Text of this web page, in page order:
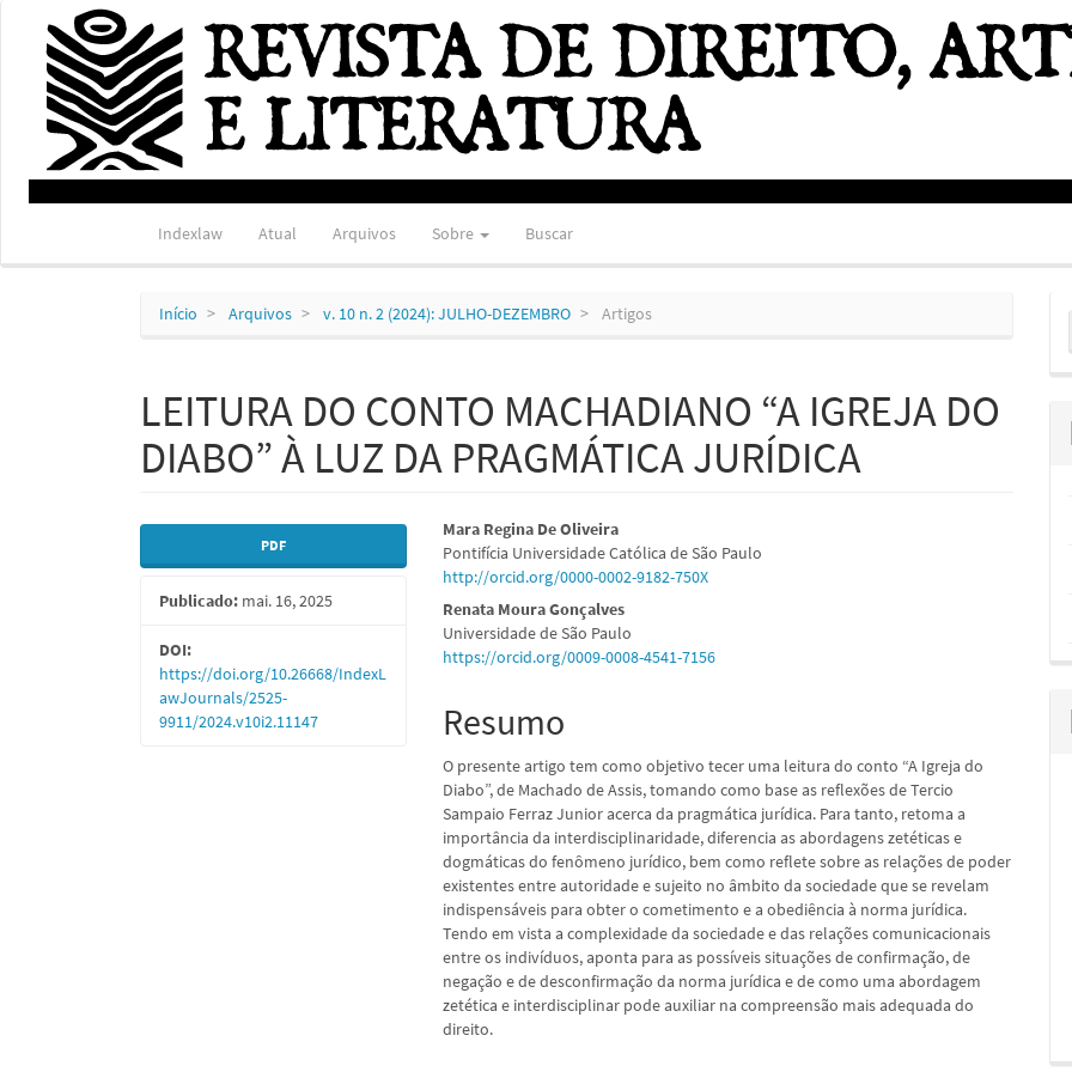
Navegação
Principal
Conteúdo
principal
Barra
Lateral
Indexlaw Atual Arquivos Sobre Buscar
Início Arquivos v. 10 n. 2 (2024): JULHO-DEZEMBRO Artigos
LEITURA DO CONTO MACHADIANO “A IGREJA DO
DIABO” À LUZ DA PRAGMÁTICA JURÍDICA
Barra
lateral
de
artigos
PDF
Publicado: mai. 16, 2025
DOI:
https://doi.org/10.26668/IndexL
awJournals/2525-
9911/2024.v10i2.11147
Conteúdo
do
artigo
principal
Mara Regina De Oliveira
Pontifícia Universidade Católica de São Paulo
http://orcid.org/0000-0002-9182-750X
Renata Moura Gonçalves
Universidade de São Paulo
https://orcid.org/0009-0008-4541-7156
Resumo
O presente artigo tem como objetivo tecer uma leitura do conto “A Igreja do
Diabo”, de Machado de Assis, tomando como base as reflexões de Tercio
Sampaio Ferraz Junior acerca da pragmática jurídica. Para tanto, retoma a
importância da interdisciplinaridade, diferencia as abordagens zetéticas e
dogmáticas do fenômeno jurídico, bem como reflete sobre as relações de poder
existentes entre autoridade e sujeito no âmbito da sociedade que se revelam
indispensáveis para obter o cometimento e a obediência à norma jurídica.
Tendo em vista a complexidade da sociedade e das relações comunicacionais
entre os indivíduos, aponta para as possíveis situações de confirmação, de
negação e de desconfirmação da norma jurídica e de como uma abordagem
zetética e interdisciplinar pode auxiliar na compreensão mais adequada do
direito.